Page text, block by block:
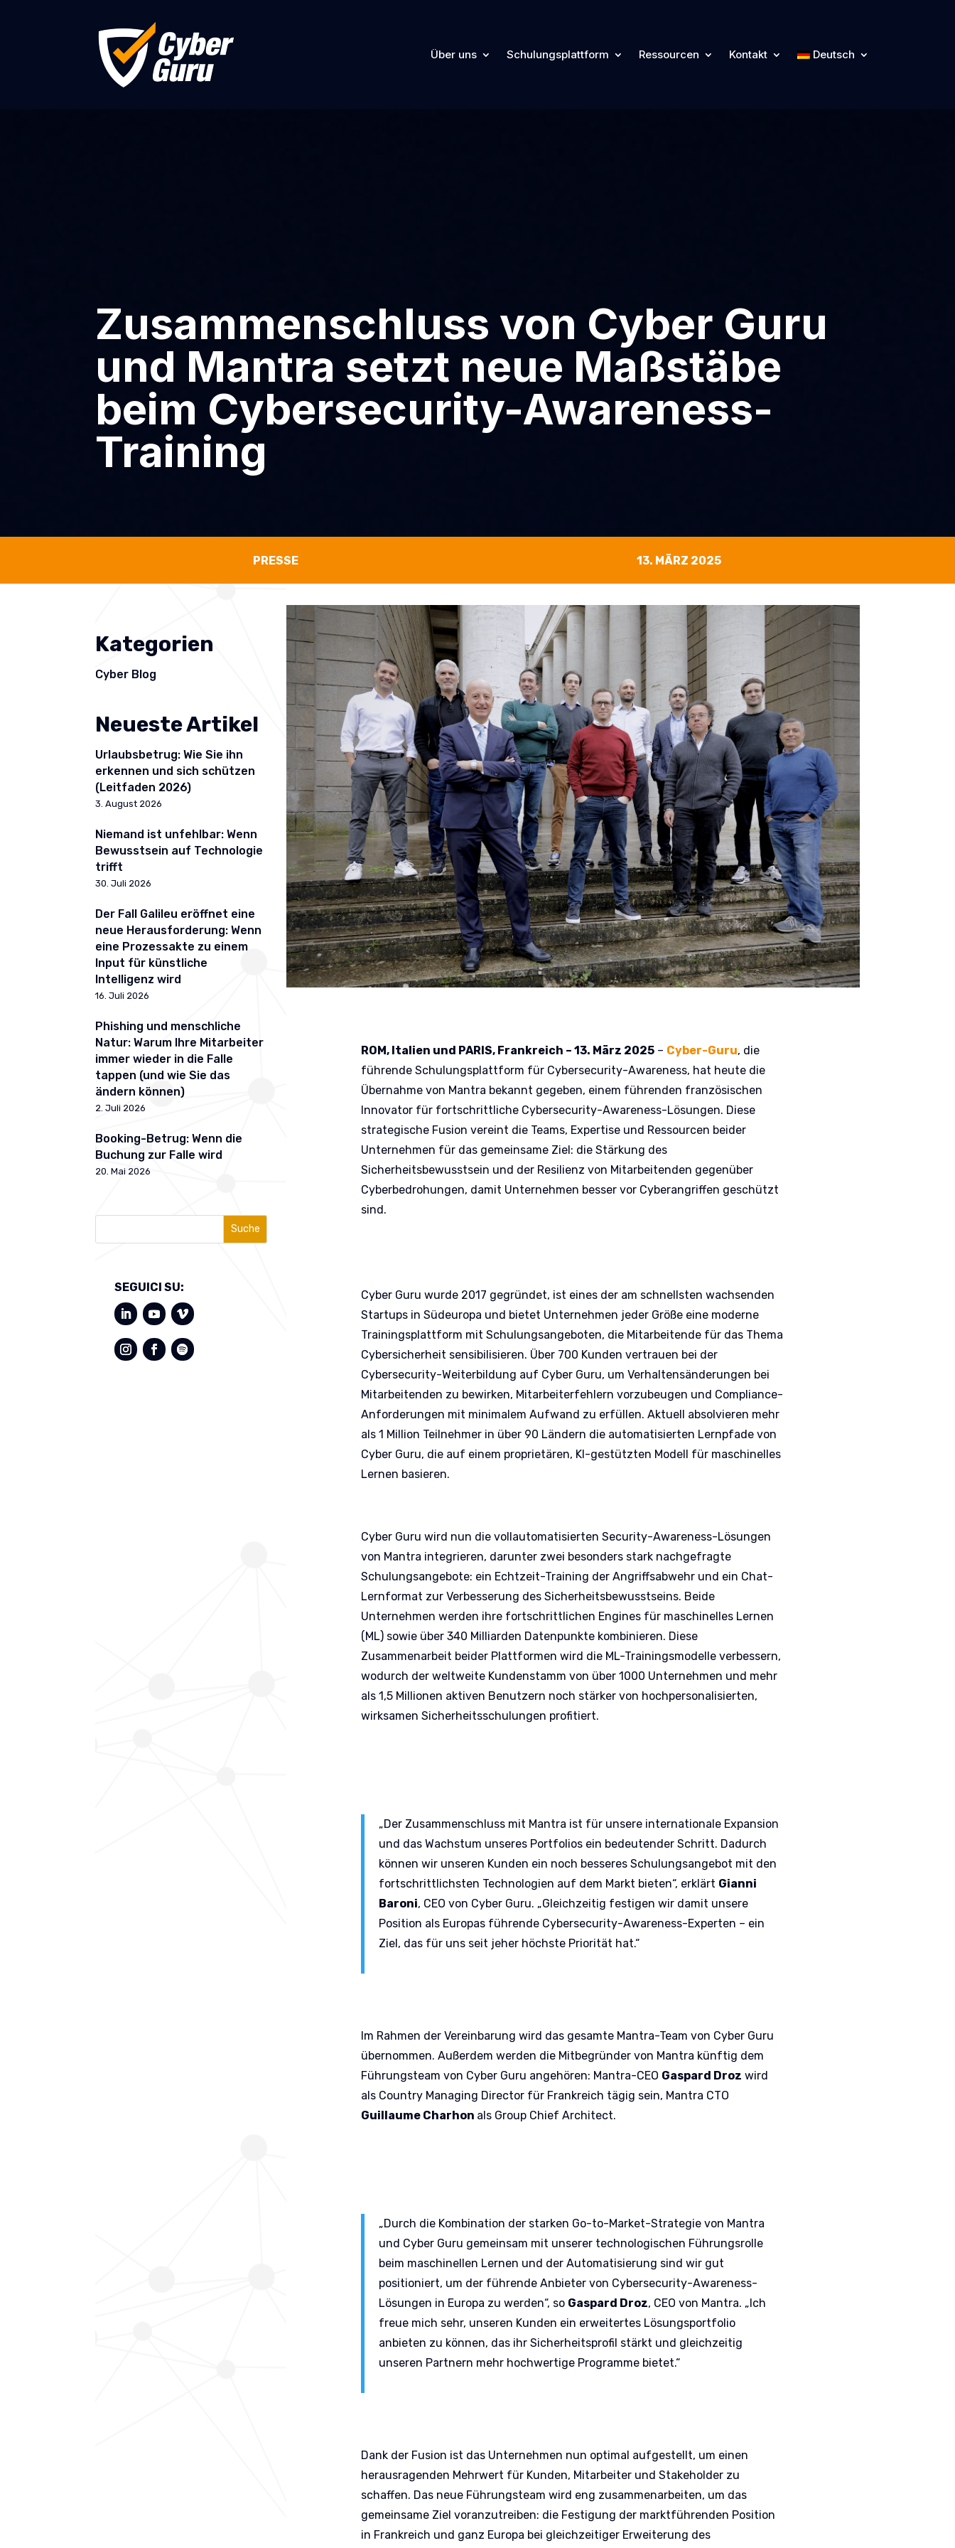
Über uns Schulungsplattform Ressourcen Kontakt Deutsch
Zusammenschluss von Cyber Guru
und Mantra setzt neue Maßstäbe
beim Cybersecurity-Awareness-
Training
PRESSE 13. MÄRZ 2025
Kategorien
Cyber Blog
Neueste Artikel
Urlaubsbetrug: Wie Sie ihn
erkennen und sich schützen
(Leitfaden 2026)
3. August 2026
Niemand ist unfehlbar: Wenn
Bewusstsein auf Technologie
trifft
30. Juli 2026
Der Fall Galileu eröffnet eine
neue Herausforderung: Wenn
eine Prozessakte zu einem
Input für künstliche
Intelligenz wird
16. Juli 2026
Phishing und menschliche
Natur: Warum Ihre Mitarbeiter
immer wieder in die Falle
tappen (und wie Sie das
ändern können)
2. Juli 2026
Booking-Betrug: Wenn die
Buchung zur Falle wird
20. Mai 2026
Suche
SEGUICI SU:
ROM, Italien und PARIS, Frankreich – 13. März 2025– Cyber-Guru, die
führende Schulungsplattform für Cybersecurity-Awareness, hat heute die
Übernahme von Mantra bekannt gegeben, einem führenden französischen
Innovator für fortschrittliche Cybersecurity-Awareness-Lösungen. Diese
strategische Fusion vereint die Teams, Expertise und Ressourcen beider
Unternehmen für das gemeinsame Ziel: die Stärkung des
Sicherheitsbewusstsein und der Resilienz von Mitarbeitenden gegenüber
Cyberbedrohungen, damit Unternehmen besser vor Cyberangriffen geschützt
sind.
Cyber Guru wurde 2017 gegründet, ist eines der am schnellsten wachsenden
Startups in Südeuropa und bietet Unternehmen jeder Größe eine moderne
Trainingsplattform mit Schulungsangeboten, die Mitarbeitende für das Thema
Cybersicherheit sensibilisieren. Über 700 Kunden vertrauen bei der
Cybersecurity-Weiterbildung auf Cyber Guru, um Verhaltensänderungen bei
Mitarbeitenden zu bewirken, Mitarbeiterfehlern vorzubeugen und Compliance-
Anforderungen mit minimalem Aufwand zu erfüllen. Aktuell absolvieren mehr
als 1 Million Teilnehmer in über 90 Ländern die automatisierten Lernpfade von
Cyber Guru, die auf einem proprietären, KI-gestützten Modell für maschinelles
Lernen basieren.
Cyber Guru wird nun die vollautomatisierten Security-Awareness-Lösungen
von Mantra integrieren, darunter zwei besonders stark nachgefragte
Schulungsangebote: ein Echtzeit-Training der Angriffsabwehr und ein Chat-
Lernformat zur Verbesserung des Sicherheitsbewusstseins. Beide
Unternehmen werden ihre fortschrittlichen Engines für maschinelles Lernen
(ML) sowie über 340 Milliarden Datenpunkte kombinieren. Diese
Zusammenarbeit beider Plattformen wird die ML-Trainingsmodelle verbessern,
wodurch der weltweite Kundenstamm von über 1000 Unternehmen und mehr
als 1,5 Millionen aktiven Benutzern noch stärker von hochpersonalisierten,
wirksamen Sicherheitsschulungen profitiert.
„Der Zusammenschluss mit Mantra ist für unsere internationale Expansion
und das Wachstum unseres Portfolios ein bedeutender Schritt. Dadurch
können wir unseren Kunden ein noch besseres Schulungsangebot mit den
fortschrittlichsten Technologien auf dem Markt bieten“, erklärt Gianni
Baroni, CEO von Cyber Guru. „Gleichzeitig festigen wir damit unsere
Position als Europas führende Cybersecurity-Awareness-Experten – ein
Ziel, das für uns seit jeher höchste Priorität hat.“
Im Rahmen der Vereinbarung wird das gesamte Mantra-Team von Cyber Guru
übernommen. Außerdem werden die Mitbegründer von Mantra künftig dem
Führungsteam von Cyber Guru angehören: Mantra-CEO Gaspard Droz wird
als Country Managing Director für Frankreich tägig sein, Mantra CTO
Guillaume Charhon als Group Chief Architect.
„Durch die Kombination der starken Go-to-Market-Strategie von Mantra
und Cyber Guru gemeinsam mit unserer technologischen Führungsrolle
beim maschinellen Lernen und der Automatisierung sind wir gut
positioniert, um der führende Anbieter von Cybersecurity-Awareness-
Lösungen in Europa zu werden“, so Gaspard Droz, CEO von Mantra. „Ich
freue mich sehr, unseren Kunden ein erweitertes Lösungsportfolio
anbieten zu können, das ihr Sicherheitsprofil stärkt und gleichzeitig
unseren Partnern mehr hochwertige Programme bietet.“
Dank der Fusion ist das Unternehmen nun optimal aufgestellt, um einen
herausragenden Mehrwert für Kunden, Mitarbeiter und Stakeholder zu
schaffen. Das neue Führungsteam wird eng zusammenarbeiten, um das
gemeinsame Ziel voranzutreiben: die Festigung der marktführenden Position
in Frankreich und ganz Europa bei gleichzeitiger Erweiterung des